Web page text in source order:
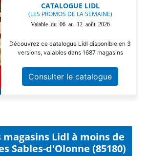
CATALOGUE LIDL
(LES PROMOS DE LA SEMAINE)
Valable du 06 au 12 août 2026
Découvrez ce catalogue Lidl disponible en 3
versions, valables dans 1687 magasins
Consulter le catalogue
magasins Lidl à moins de
Sables-d'Olonne (85180)